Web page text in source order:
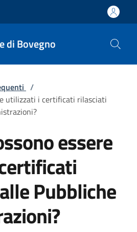
di Bovegno
/
utilizzati i certificati rilasciati
essere
Pubbliche